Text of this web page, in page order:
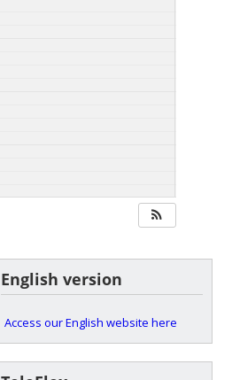
English version
Access our English website here